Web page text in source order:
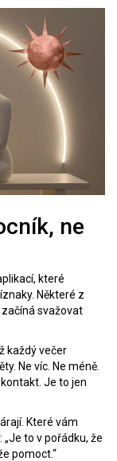
ne
které
Některé z
svažovat
každý večer
Ne víc. Ne méně.
Je to jen
Které vám
„Je to v pořádku, že
pomoct.“